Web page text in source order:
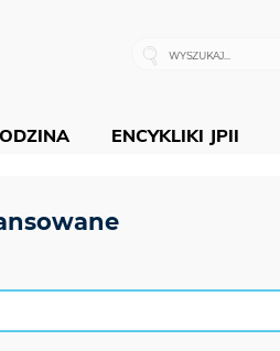
ENCYKLIKI JPII